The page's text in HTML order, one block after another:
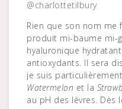
@charlottetilbury
Rien que son nom me
produit mi-baume mi-
hyaluronique
antioxydants. Il sera
je suis
Watermelon et la
au pH des lèvres. Dès